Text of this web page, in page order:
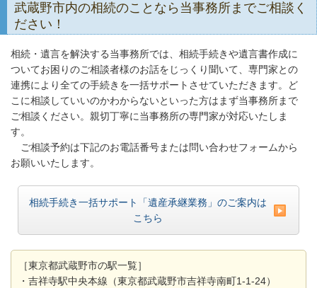
武蔵野市内の相続のことなら当事務所までご相談く
ださい！
相続・遺言を解決する当事務所では、相続手続きや遺言書作成に
ついてお困りのご相談者様のお話をじっくり聞いて、専門家との
連携により全ての手続きを一括サポートさせていただきます。ど
こに相談していいのかわからないといった方はまず当事務所まで
ご相談ください。親切丁寧に当事務所の専門家が対応いたしま
す。
ご相談予約は下記のお電話番号または問い合わせフォームから
お願いいたします。
相続手続き一括サポート「遺産承継業務」のご案内は
こちら
［東京都武蔵野市の駅一覧］
・吉祥寺駅中央本線（東京都武蔵野市吉祥寺南町1-1-24）